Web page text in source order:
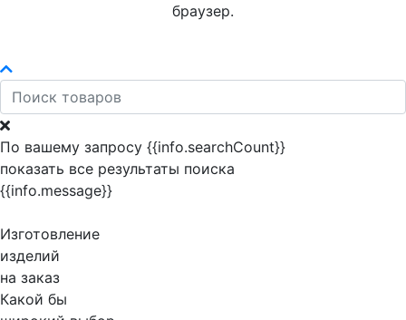
браузер.
По вашему запросу {{info.searchCount}}
показать все результаты поиска
{{info.message}}
Изготовление
изделий
на заказ
Какой бы